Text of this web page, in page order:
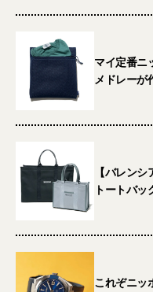
マイ定番ニ
メドレーが
【バレン
トートバッ
これぞニッ